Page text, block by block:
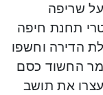
שריפה
תחנת חיפה
הדירה וחשפו
של החומר החשוד כסם
את תושב